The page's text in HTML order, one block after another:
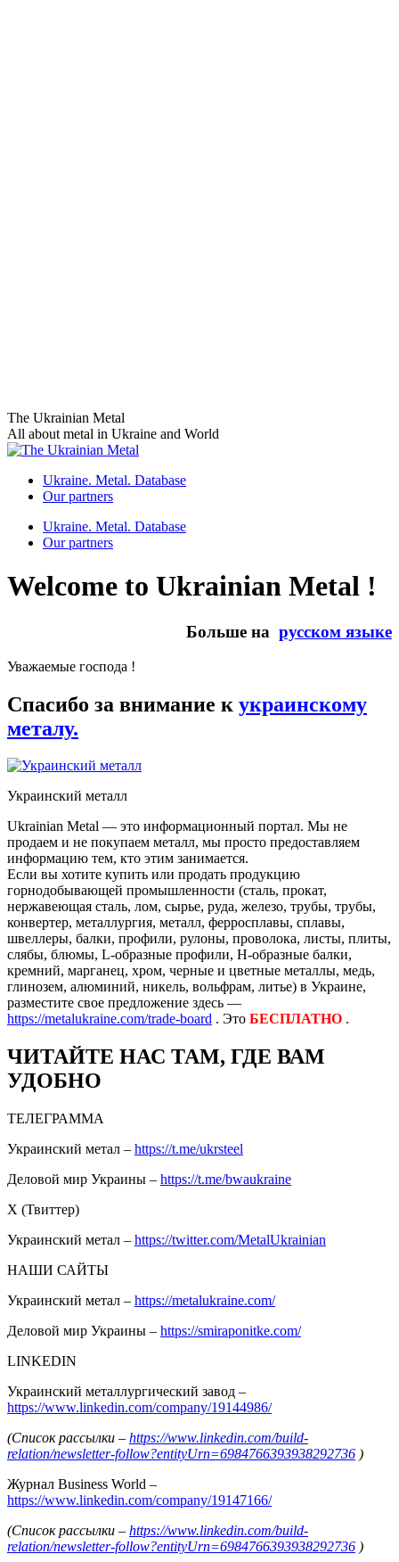
Skip
to
content
The Ukrainian Metal
All about metal in Ukraine and World
Ukraine. Metal. Database
Our partners
Ukraine. Metal. Database
Our partners
Welcome to Ukrainian Metal !
Больше на русском языке
Уважаемые господа !
Спасибо за внимание к украинскому
металу.
Украинский металл
Ukrainian Metal — это информационный портал. Мы не
продаем и не покупаем металл, мы просто предоставляем
информацию тем, кто этим занимается.
Если вы хотите купить или продать продукцию
горнодобывающей промышленности (сталь, прокат,
нержавеющая сталь, лом, сырье, руда, железо, трубы, трубы,
конвертер, металлургия, металл, ферросплавы, сплавы,
швеллеры, балки, профили, рулоны, проволока, листы, плиты,
слябы, блюмы, L-образные профили, H-образные балки,
кремний, марганец, хром, черные и цветные металлы, медь,
глинозем, алюминий, никель, вольфрам, литье) в Украине,
разместите свое предложение здесь —
https://metalukraine.com/trade-board . Это БЕСПЛАТНО .
ЧИТАЙТЕ НАС ТАМ, ГДЕ ВАМ
УДОБНО
ТЕЛЕГРАММА
Украинский метал – https://t.me/ukrsteel
Деловой мир Украины – https://t.me/bwaukraine
Х (Твиттер)
Украинский метал – https://twitter.com/MetalUkrainian
НАШИ САЙТЫ
Украинский метал – https://metalukraine.com/
Деловой мир Украины – https://smiraponitke.com/
LINKEDIN
Украинский металлургический завод –
https://www.linkedin.com/company/19144986/
(Список рассылки – https://www.linkedin.com/build-
relation/newsletter-follow?entityUrn=6984766393938292736 )
Журнал Business World –
https://www.linkedin.com/company/19147166/
(Список рассылки – https://www.linkedin.com/build-
relation/newsletter-follow?entityUrn=6984766393938292736 )